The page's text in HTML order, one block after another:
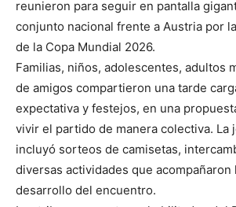
reunieron para seguir en pantalla
conjunto nacional frente a Austria por
de la Copa Mundial 2026.
Familias, niños, adolescentes, adultos
de amigos compartieron una tarde
expectativa y festejos, en una
vivir el partido de manera colectiva. La
incluyó sorteos de camisetas,
diversas actividades que acompañaron
desarrollo del encuentro.